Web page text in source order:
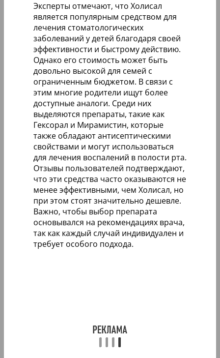
Эксперты отмечают, что Холисал
является популярным средством для
лечения стоматологических
заболеваний у детей благодаря своей
эффективности и быстрому действию.
Однако его стоимость может быть
довольно высокой для семей с
ограниченным бюджетом. В связи с
этим многие родители ищут более
доступные аналоги. Среди них
выделяются препараты, такие как
Гексорал и Мирамистин, которые
также обладают антисептическими
свойствами и могут использоваться
для лечения воспалений в полости рта.
Отзывы пользователей подтверждают,
что эти средства часто оказываются не
менее эффективными, чем Холисал, но
при этом стоят значительно дешевле.
Важно, чтобы выбор препарата
основывался на рекомендациях врача,
так как каждый случай индивидуален и
требует особого подхода.